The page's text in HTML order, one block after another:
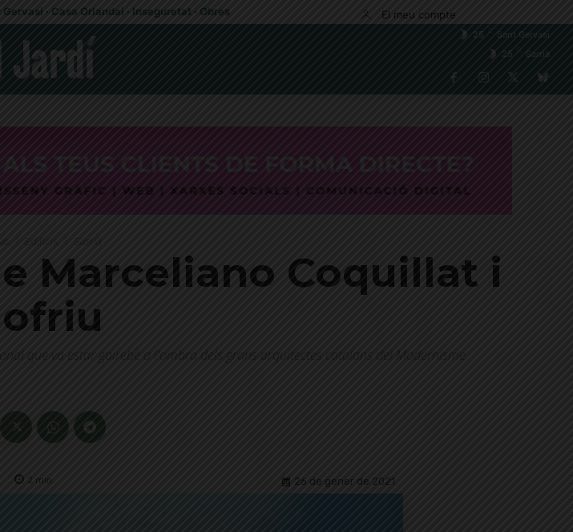
Gervasi · Casa Orlandai · Inseguretat · Obres El meu compte
25
Sant Gervasi
25
Sarrià
Marceliano Coquillat i
que va estar gairebé a l'ombra dels grans arquitectes catalans del Modernisme
2 min. 26 de gener de 2021